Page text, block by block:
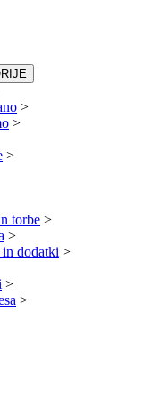
>
>
>
torbe >
>
in dodatki >
>
>